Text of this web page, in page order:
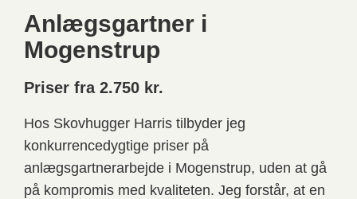
Anlægsgartner i
Mogenstrup
Priser fra 2.750 kr.
Hos Skovhugger Harris tilbyder jeg
konkurrencedygtige priser på
anlægsgartnerarbejde i Mogenstrup, uden at gå
på kompromis med kvaliteten. Jeg forstår, at en